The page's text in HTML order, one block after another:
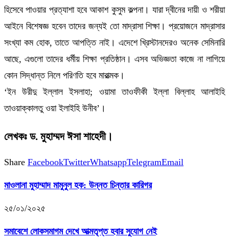
হিসেবে পাওয়ার প্রত্যাশা হবে আকাশ কুসুম কল্পনা। যারা দ্বীনের দায়ী ও শরীয়া
আইনে বিশেষজ্ঞ হবেন তাদের জন্যই তো মাদ্রাসা শিক্ষা। প্রয়োজনে মাদ্রাসার
সংখ্যা কম হোক, তাতে আপত্তি নাই। এদেশে খ্রিস্টানদেরও অনেক সেমিনারি
আছে, এগুলো তাদের ধর্মীয় শিক্ষা প্রতিষ্ঠান। এসব অভিজ্ঞতা কাজে না লাগিয়ে
কোন সিদ্ধান্ত নিলে পরিণতি হবে মারাত্মক।
‘ইন উরীদু ইল্লাল ইসলাহা; ওয়ামা তাওফীকী ইল্লা বিল্লাহ আলাইহি
তাওয়াক্কালতু ওয়া ইলাইহি উনীব’।
লেখকঃ ড. মুহাম্মদ ঈসা শাহেদী।
Share FacebookTwitterWhatsappTelegramEmail
মাওলানা মুহাম্মাদ মামুনুল হক: উন্নত চিন্তার কারিগর
২৫/০১/২০২৫
সমাবেশে লোকসমাগম দেখে আত্মতৃপ্ত হবার সুযোগ নেই